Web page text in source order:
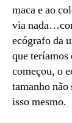
maca e ao
via
ecógrafo da
que
começou, o
tamanho não
isso mesmo.